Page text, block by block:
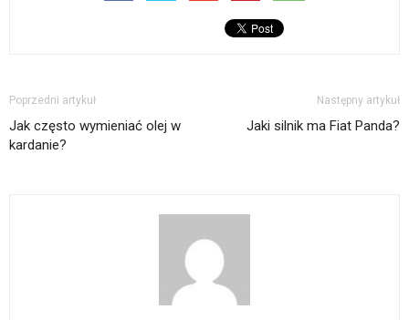
Poprzedni artykuł
Jak często wymieniać olej w
kardanie?
Następny artykuł
Jaki silnik ma Fiat Panda?